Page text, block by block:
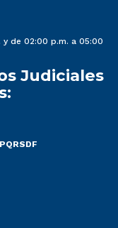
y de 02:00 p.m. a 05:00
Judiciales
PQRSDF